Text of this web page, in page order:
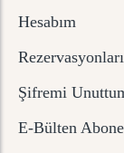
Hesabım
Şifremi
E-Bülten